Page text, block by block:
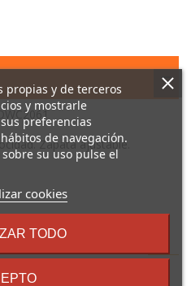
Zapata ajustable.
En La
propias y de terceros
y mostrarle
preferencias
de navegación.
su uso pulse el
cookies
TODO